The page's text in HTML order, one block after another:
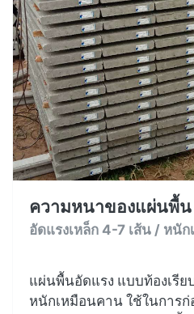
ความหนาของแผ่นพื้
อัดแรงเหล็ก 4-7 เส้น / หนัก
แผ่นพื้นอัดแรง แบบท้องเรี
หนักเหมือนคาน ใช้ในการก่